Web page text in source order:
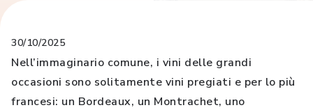
30/10/2025
Nell’immaginario comune, i vini delle grandi
occasioni sono solitamente vini pregiati e per lo più
francesi: un Bordeaux, un Montrachet, uno